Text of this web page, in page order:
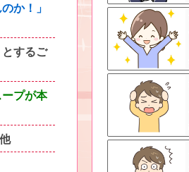
か！」
するご
プが本